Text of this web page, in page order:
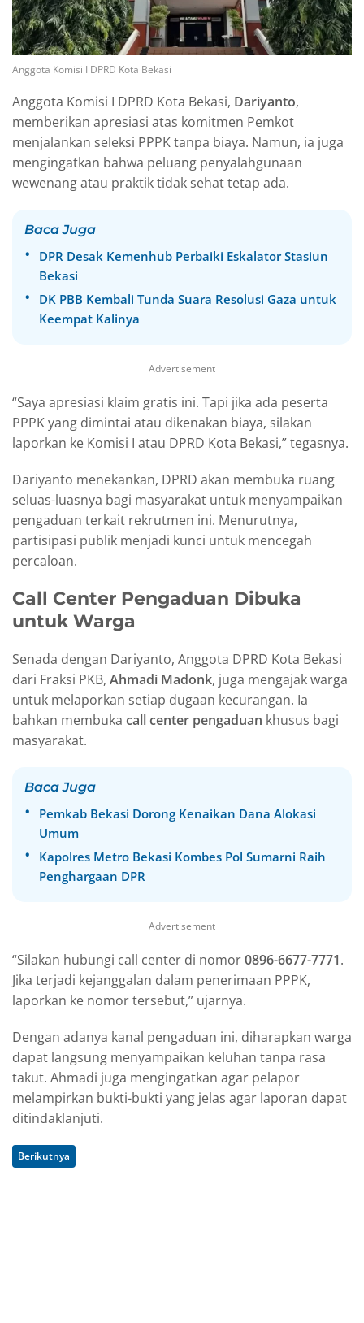
Anggota Komisi I DPRD Kota Bekasi
Anggota Komisi I DPRD Kota Bekasi, Dariyanto,
memberikan apresiasi atas komitmen Pemkot
menjalankan seleksi PPPK tanpa biaya. Namun, ia juga
mengingatkan bahwa peluang penyalahgunaan
wewenang atau praktik tidak sehat tetap ada.
Baca Juga
DPR Desak Kemenhub Perbaiki Eskalator Stasiun
Bekasi
DK PBB Kembali Tunda Suara Resolusi Gaza untuk
Keempat Kalinya
Advertisement
“Saya apresiasi klaim gratis ini. Tapi jika ada peserta
PPPK yang dimintai atau dikenakan biaya, silakan
laporkan ke Komisi I atau DPRD Kota Bekasi,” tegasnya.
Dariyanto menekankan, DPRD akan membuka ruang
seluas-luasnya bagi masyarakat untuk menyampaikan
pengaduan terkait rekrutmen ini. Menurutnya,
partisipasi publik menjadi kunci untuk mencegah
percaloan.
Call Center Pengaduan Dibuka
untuk Warga
Senada dengan Dariyanto, Anggota DPRD Kota Bekasi
dari Fraksi PKB, Ahmadi Madonk, juga mengajak warga
untuk melaporkan setiap dugaan kecurangan. Ia
bahkan membuka call center pengaduan khusus bagi
masyarakat.
Baca Juga
Pemkab Bekasi Dorong Kenaikan Dana Alokasi
Umum
Kapolres Metro Bekasi Kombes Pol Sumarni Raih
Penghargaan DPR
Advertisement
“Silakan hubungi call center di nomor0896-6677-7771.
Jika terjadi kejanggalan dalam penerimaan PPPK,
laporkan ke nomor tersebut,” ujarnya.
Dengan adanya kanal pengaduan ini, diharapkan warga
dapat langsung menyampaikan keluhan tanpa rasa
takut. Ahmadi juga mengingatkan agar pelapor
melampirkan bukti-bukti yang jelas agar laporan dapat
ditindaklanjuti.
Berikutnya